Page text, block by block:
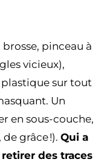
brosse, pinceau à
vicieux),
sur tout
Un
en sous-couche,
grâce !). Qui a
des traces